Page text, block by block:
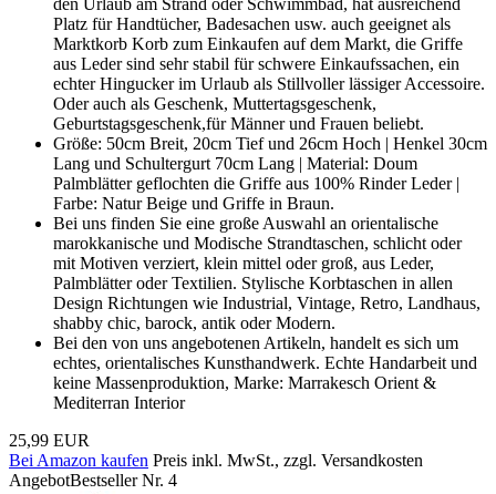
Platz für Handtücher, Badesachen usw. auch geeignet als
Marktkorb Korb zum Einkaufen auf dem Markt, die Griffe
aus Leder sind sehr stabil für schwere Einkaufssachen, ein
echter Hingucker im Urlaub als Stillvoller lässiger Accessoire.
Oder auch als Geschenk, Muttertagsgeschenk,
Geburtstagsgeschenk,für Männer und Frauen beliebt.
Größe: 50cm Breit, 20cm Tief und 26cm Hoch | Henkel 30cm
Lang und Schultergurt 70cm Lang | Material: Doum
Palmblätter geflochten die Griffe aus 100% Rinder Leder |
Farbe: Natur Beige und Griffe in Braun.
Bei uns finden Sie eine große Auswahl an orientalische
marokkanische und Modische Strandtaschen, schlicht oder
mit Motiven verziert, klein mittel oder groß, aus Leder,
Palmblätter oder Textilien. Stylische Korbtaschen in allen
Design Richtungen wie Industrial, Vintage, Retro, Landhaus,
shabby chic, barock, antik oder Modern.
Bei den von uns angebotenen Artikeln, handelt es sich um
echtes, orientalisches Kunsthandwerk. Echte Handarbeit und
keine Massenproduktion, Marke: Marrakesch Orient &
Mediterran Interior
25,99 EUR
Bei Amazon kaufen Preis inkl. MwSt., zzgl. Versandkosten
AngebotBestseller Nr. 4